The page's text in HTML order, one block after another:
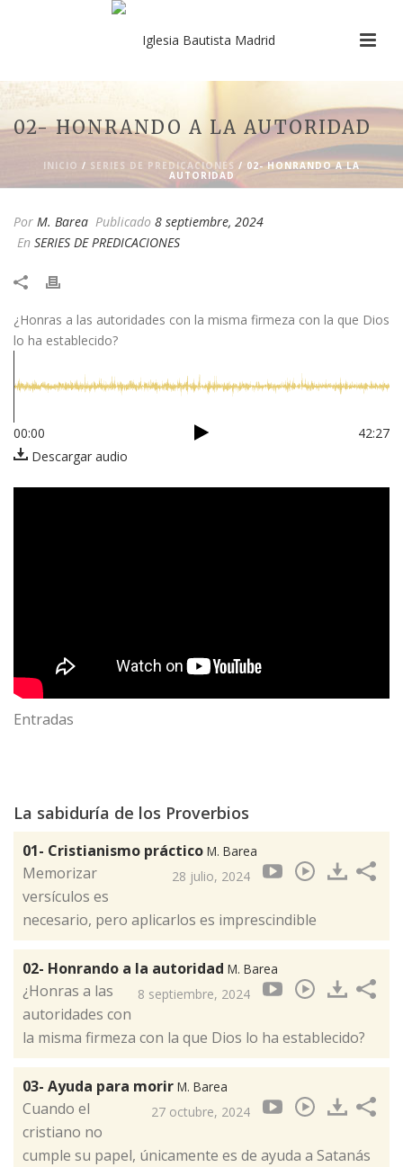
02- HONRANDO A LA AUTORIDAD
INICIO / SERIES DE PREDICACIONES / 02- HONRANDO A LA
AUTORIDAD
Por M. Barea Publicado 8 septiembre, 2024
En SERIES DE PREDICACIONES
¿Honras a las autoridades con la misma firmeza con la que Dios
lo ha establecido?
00:00
42:27
Descargar audio
Entradas
La sabiduría de los Proverbios
01- Cristianismo práctico M. Barea
28 julio, 2024
Memorizar
versículos es
necesario, pero aplicarlos es imprescindible
02- Honrando a la autoridad M. Barea
8 septiembre, 2024
¿Honras a las
autoridades con
la misma firmeza con la que Dios lo ha establecido?
03- Ayuda para morir M. Barea
27 octubre, 2024
Cuando el
cristiano no
cumple su papel, únicamente es de ayuda a Satanás